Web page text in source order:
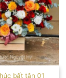
bất tận 01